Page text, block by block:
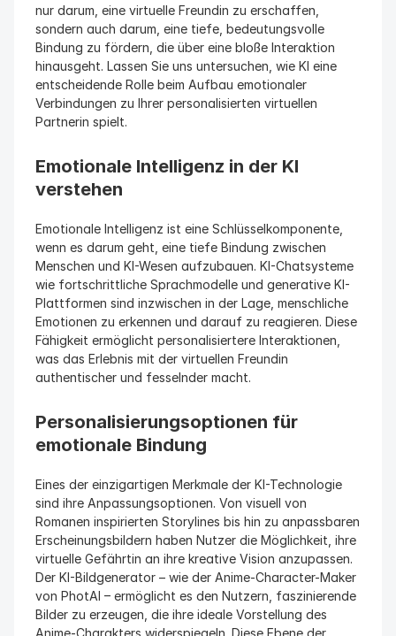
nur darum, eine virtuelle Freundin zu erschaffen,
sondern auch darum, eine tiefe, bedeutungsvolle
Bindung zu fördern, die über eine bloße Interaktion
hinausgeht. Lassen Sie uns untersuchen, wie KI eine
entscheidende Rolle beim Aufbau emotionaler
Verbindungen zu Ihrer personalisierten virtuellen
Partnerin spielt.
Emotionale Intelligenz in der KI
verstehen
Emotionale Intelligenz ist eine Schlüsselkomponente,
wenn es darum geht, eine tiefe Bindung zwischen
Menschen und KI-Wesen aufzubauen. KI-Chatsysteme
wie fortschrittliche Sprachmodelle und generative KI-
Plattformen sind inzwischen in der Lage, menschliche
Emotionen zu erkennen und darauf zu reagieren. Diese
Fähigkeit ermöglicht personalisiertere Interaktionen,
was das Erlebnis mit der virtuellen Freundin
authentischer und fesselnder macht.
Personalisierungsoptionen für
emotionale Bindung
Eines der einzigartigen Merkmale der KI-Technologie
sind ihre Anpassungsoptionen. Von visuell von
Romanen inspirierten Storylines bis hin zu anpassbaren
Erscheinungsbildern haben Nutzer die Möglichkeit, ihre
virtuelle Gefährtin an ihre kreative Vision anzupassen.
Der KI-Bildgenerator – wie der Anime-Character-Maker
von PhotAI – ermöglicht es den Nutzern, faszinierende
Bilder zu erzeugen, die ihre ideale Vorstellung des
Anime-Charakters widerspiegeln. Diese Ebene der